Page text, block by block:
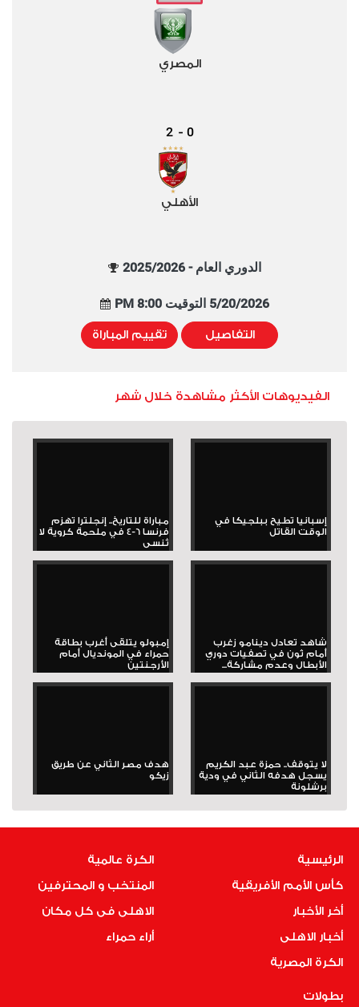
المصري
0
-
2
الأهلي
الدوري العام - 2025/2026
5/20/2026 التوقيت 8:00 PM
التفاصيل تقييم المباراة
الفيديوهات الأكثر مشاهدة خلال شهر
إسبانيا تطيح ببلجيكا في
الوقت القاتل
مباراة للتاريخ.. إنجلترا تهزم
فرنسا 6-4 في ملحمة كروية لا
تُنسى
شاهد تعادل دينامو زغرب
أمام ثون في تصفيات دوري
الأبطال وعدم مشاركة...
إمبولو يتلقى أغرب بطاقة
حمراء في المونديال أمام
الأرجنتين
لا يتوقف.. حمزة عبد الكريم
يسجل هدفه الثاني في ودية
برشلونة
هدف مصر الثاني عن طريق
زيكو
الرئيسية
كأس الأمم الأفريقية
أخر الأخبار
أخبار الاهلى
الكرة المصرية
الكرة عالمية
المنتخب و المحترفين
الاهلى فى كل مكان
أراء حمراء
بطولات